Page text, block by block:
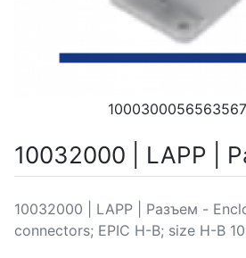
10032000 | LAPP |
10032000 | LAPP | Разъем -
connectors; EPIC H-B; size H-B